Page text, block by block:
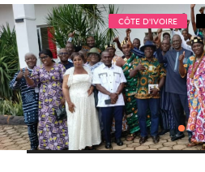
CÔTE D'IVOIRE